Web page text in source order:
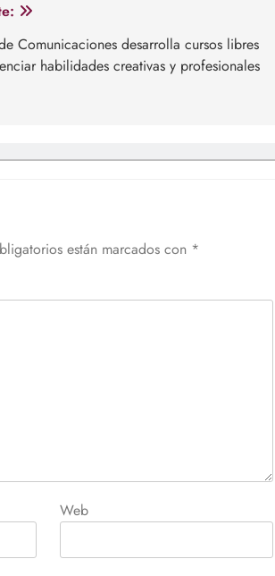
Comunicaciones desarrolla cursos libres
habilidades creativas y profesionales
están marcados con *
Web